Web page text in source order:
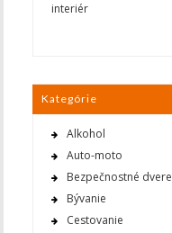
interiér
Kategórie
Alkohol
Auto-moto
Bezpečnostné dvere
Bývanie
Cestovanie